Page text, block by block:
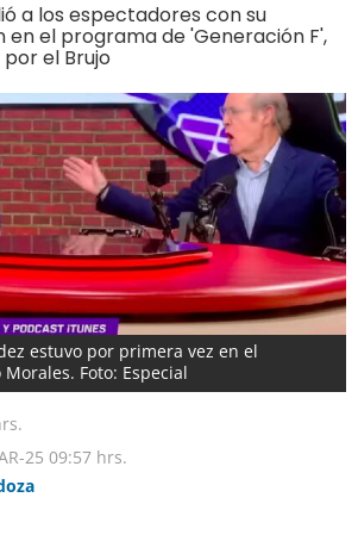
a los espectadores con su
el programa de 'Generación F',
el Brujo
estuvo por primera vez en el
Foto: Especial
25 09:57 hrs.